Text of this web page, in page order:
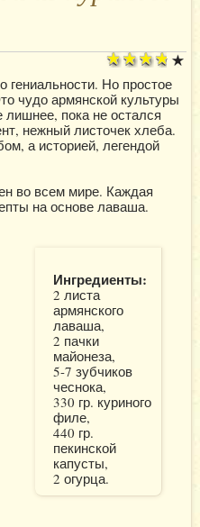
гениальности. Но простое
чудо армянской культуры
лишнее, пока не остался
нежный листочек хлеба.
а историей, легендой
во всем мире. Каждая
на основе лаваша.
Ингредиенты:
2 листа
армянского
лаваша,
2 пачки
майонеза,
5-7 зубчиков
чеснока,
330 гр. куриного
филе,
440 гр.
пекинской
капусты,
2 огурца.